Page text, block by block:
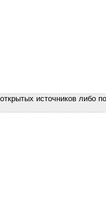
источников либо